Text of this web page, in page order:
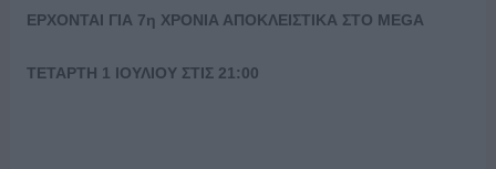
ΕΡΧΟΝΤΑΙ ΓΙΑ 7η ΧΡΟΝΙΑ ΑΠΟΚΛΕΙΣΤΙΚΑ ΣΤΟ MEGA
ΤΕΤΑΡΤΗ 1 ΙΟΥΛΙΟΥ ΣΤΙΣ 21:00